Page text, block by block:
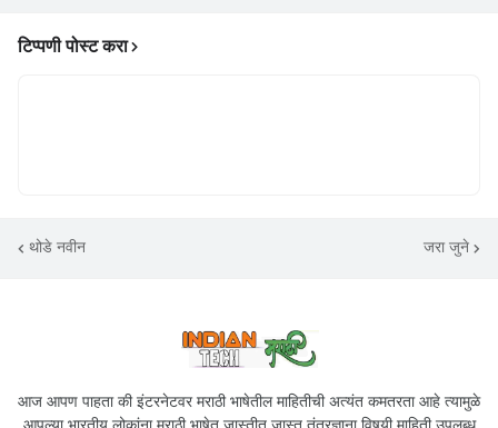
टिप्पणी पोस्ट करा
थोडे नवीन जरा जुने
आज आपण पाहता की इंटरनेटवर मराठी भाषेतील माहितीची अत्यंत कमतरता आहे त्यामुळे